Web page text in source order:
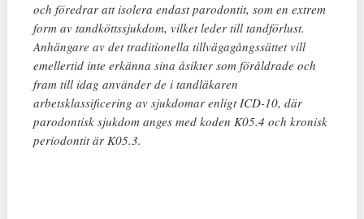
och föredrar att isolera endast parodontit, som en extrem
form av tandköttssjukdom, vilket leder till tandförlust.
Anhängare av det traditionella tillvägagångssättet vill
emellertid inte erkänna sina åsikter som föråldrade och
fram till idag använder de i tandläkaren
arbetsklassificering av sjukdomar enligt ICD-10, där
parodontisk sjukdom anges med koden K05.4 och kronisk
periodontit är K05.3.